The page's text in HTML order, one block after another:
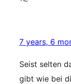
7 years, 6
Seist selten
gibt wie bei